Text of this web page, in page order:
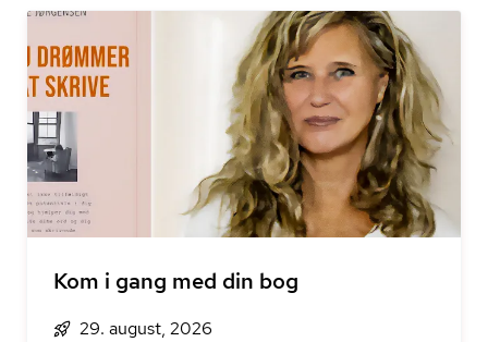
Kom i gang med din bog
29. august, 2026